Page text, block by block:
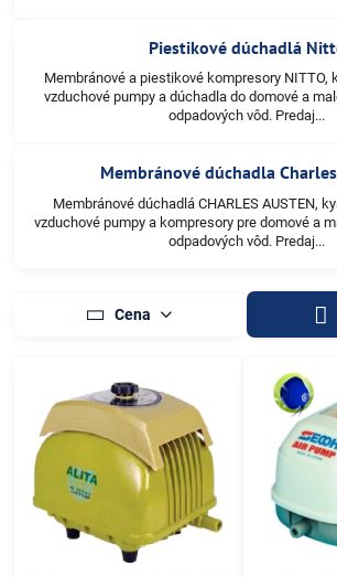
Piestikové dúchadlá
Membránové a piestikové kompresory NITTO,
vzduchové pumpy a dúchadla do domové a
odpadových vôd. Predaj...
Membránové dúchadla
Membránové dúchadlá CHARLES AUSTEN,
vzduchové pumpy a kompresory pre domové a
odpadových vôd. Predaj...
Cena